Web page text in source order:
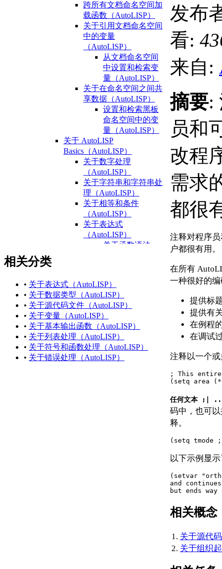
跨所有文档命名空间加
载函数（AutoLISP）
关于引用文档命名空间
中的变量
（AutoLISP）
从文档命名空间
中设置和检索变
量（AutoLISP）
关于在命名空间之间共
享数据（AutoLISP）
设置和检索黑板
命名空间中的变
量（AutoLISP）
关于 AutoLISP
Basics（AutoLISP）
关于数字处理
（AutoLISP）
关于字符串和字符串处
理（AutoLISP）
关于相等和条件
（AutoLISP）
关于表达式
（AutoLISP）
关于函数语法
关于整数
（AutoLISP）
关于
Reals（AutoLISP）
关于字符串
（AutoLISP）
关于列表
（AutoLISP）
（AutoLISP/ActiveX）
相关分类
• 关于表达式（AutoLISP）
• 关于数据类型（AutoLISP）
• 关于源代码文件（AutoLISP）
• 关于变量（AutoLISP）
• 关于基本输出函数（AutoLISP）
• 关于列表处理（AutoLISP）
• 关于符号和函数处理（AutoLISP）
• 关于错误处理（AutoLISP）
发布
看:
来自:
摘要:
员和
改程
需求
都很
注释对程序
户都很有用。
在所有
一种很好的
提供标
提供有
在例程
在调试
注释以一个
; This entire
(setq area
任何文本 ;|
码中，也可
释。
(setq tmode
以下示例显
(setvar
and
but ends way
相关概念
关于源代
关于组织